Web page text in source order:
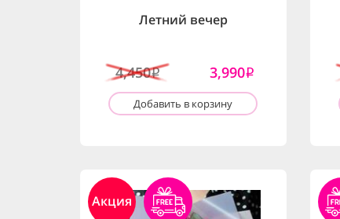
Летний вечер
4,450i 3,990i
Добавить в корзину
Акция